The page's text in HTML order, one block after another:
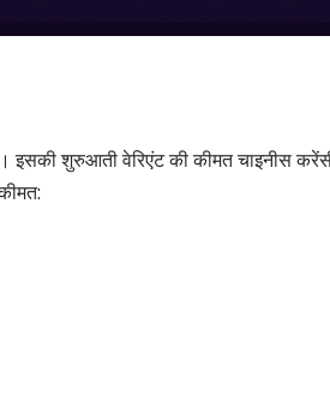
इसकी शुरुआती वेरिएंट की कीमत चाइनीस